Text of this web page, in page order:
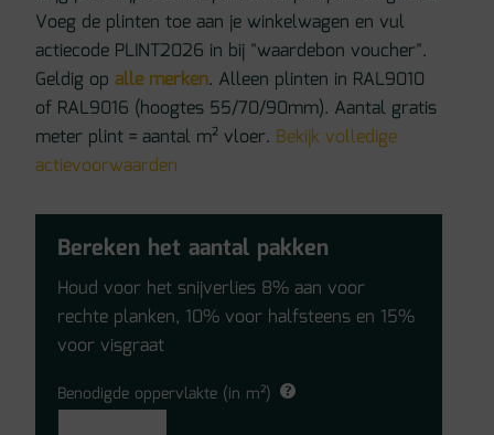
Voeg de plinten toe aan je winkelwagen en vul
actiecode PLINT2026 in bij "waardebon voucher".
Geldig opalle merken. Alleen plinten in RAL9010
of RAL9016 (hoogtes 55/70/90mm). Aantal gratis
meter plint = aantal m² vloer. Bekijk volledige
actievoorwaarden
Bereken het aantal pakken
Houd voor het snijverlies 8% aan voor
rechte planken, 10% voor halfsteens en 15%
voor visgraat
Benodigde oppervlakte (in m²)